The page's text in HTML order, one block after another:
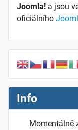
Joomla! a jsou
oficiálního
Info
Momentálně